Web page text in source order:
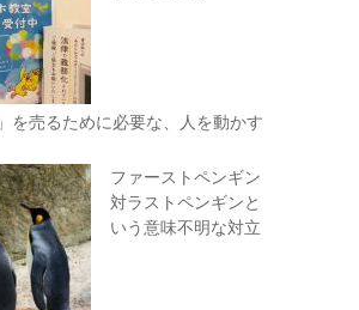
を売るために必要な、人を動かす
ファーストペンギン
対ラストペンギンと
いう意味不明な対立